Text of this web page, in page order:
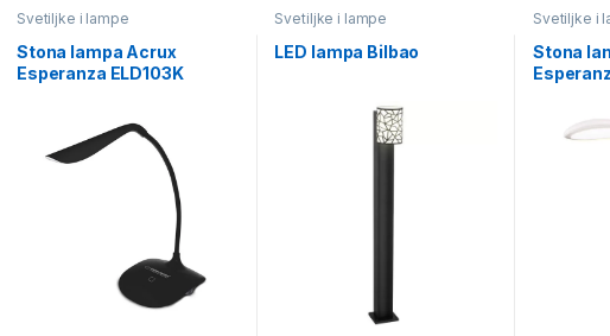
Svetiljke i lampe
Stona lampa Acrux
Esperanza ELD103K
Svetiljke i lampe
LED lampa Bilbao
Svetiljke i
Stona